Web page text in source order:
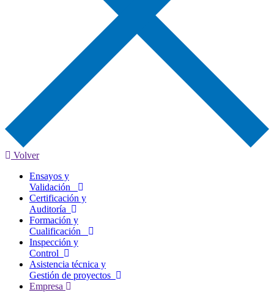
Volver
Ensayos y
Validación
Certificación y
Auditoría
Formación y
Cualificación
Inspección y
Control
Asistencia técnica y
Gestión de proyectos
Empresa